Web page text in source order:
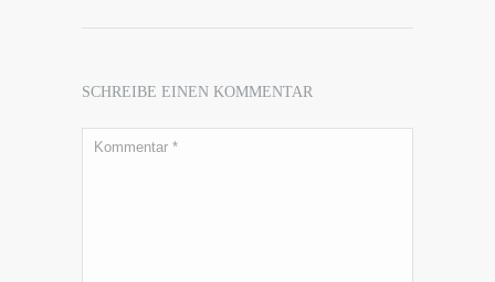
SCHREIBE EINEN KOMMENTAR